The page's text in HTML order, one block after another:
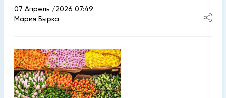
07 Апрель /2026 07:49
Мария Бырка